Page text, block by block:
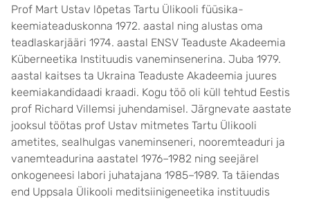
Prof Mart Ustav lõpetas Tartu Ülikooli füüsika-
keemiateaduskonna 1972. aastal ning alustas oma
teadlaskarjääri 1974. aastal ENSV Teaduste Akadeemia
Küberneetika Instituudis vaneminsenerina. Juba 1979.
aastal kaitses ta Ukraina Teaduste Akadeemia juures
keemiakandidaadi kraadi. Kogu töö oli küll tehtud Eestis
prof Richard Villemsi juhendamisel. Järgnevate aastate
jooksul töötas prof Ustav mitmetes Tartu Ülikooli
ametites, sealhulgas vaneminseneri, nooremteaduri ja
vanemteadurina aastatel 1976–1982 ning seejärel
onkogeneesi labori juhatajana 1985–1989. Ta täiendas
end Uppsala Ülikooli meditsiinigeneetika instituudis